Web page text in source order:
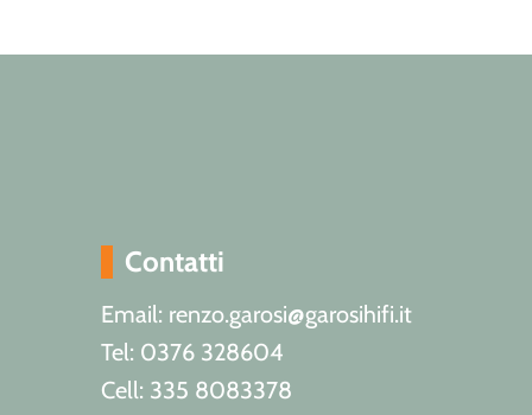
Contatti
Email: renzo.garosi@garosihifi.it
Tel: 0376 328604
Cell: 335 8083378